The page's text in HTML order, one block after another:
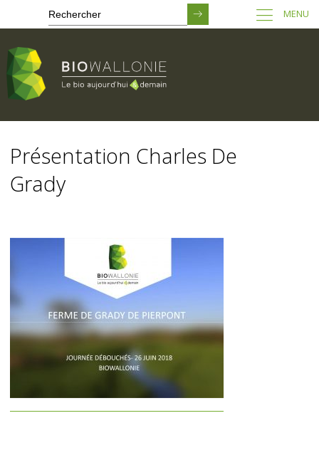
contenu
principal
MENU
Présentation Charles De
Grady